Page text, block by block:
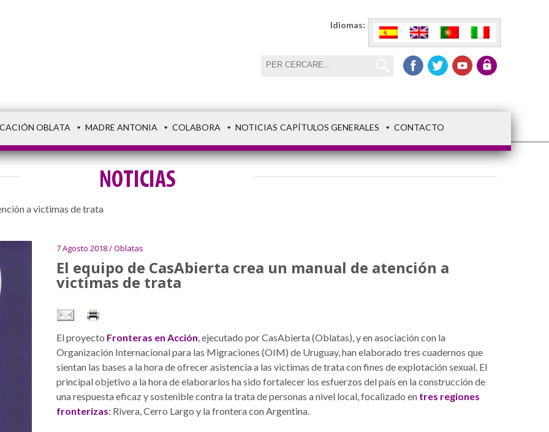
Idiomas:
OBLATA MADRE ANTONIA COLABORA NOTICIAS CAPÍTULOS GENERALES CONTACTO
NOTICIAS
a victimas de trata
7 Agosto 2018 / Oblatas
El equipo de CasAbierta crea un manual de atención a
victimas de trata
El proyecto Fronteras en Acción , ejecutado por CasAbierta (Oblatas), y en asociación con la
Organización Internacional para las Migraciones (OIM) de Uruguay, han elaborado tres cuadernos que
sientan las bases a la hora de ofrecer asistencia a las victimas de trata con fines de explotación sexual. El
principal objetivo a la hora de elaborarlos ha sido fortalecer los esfuerzos del país en la construcción de
una respuesta eficaz y sostenible contra la trata de personas a nivel local, focalizado en tres regiones
fronterizas: Rivera, Cerro Largo y la frontera con Argentina.